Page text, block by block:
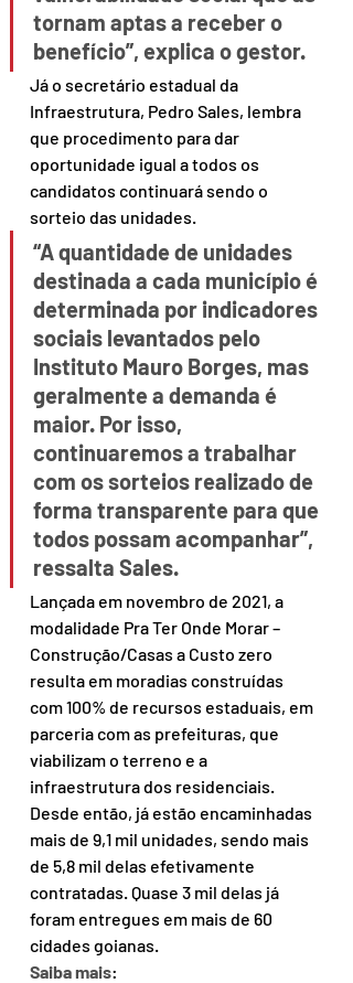
tornam aptas a receber o
benefício”, explica o gestor.
Já o secretário estadual da
Infraestrutura, Pedro Sales, lembra
que procedimento para dar
oportunidade igual a todos os
candidatos continuará sendo o
sorteio das unidades.
“A quantidade de unidades
destinada a cada município é
determinada por indicadores
sociais levantados pelo
Instituto Mauro Borges, mas
geralmente a demanda é
maior. Por isso,
continuaremos a trabalhar
com os sorteios realizado de
forma transparente para que
todos possam acompanhar”,
ressalta Sales.
Lançada em novembro de 2021, a
modalidade Pra Ter Onde Morar –
Construção/Casas a Custo zero
resulta em moradias construídas
com 100% de recursos estaduais, em
parceria com as prefeituras, que
viabilizam o terreno e a
infraestrutura dos residenciais.
Desde então, já estão encaminhadas
mais de 9,1 mil unidades, sendo mais
de 5,8 mil delas efetivamente
contratadas. Quase 3 mil delas já
foram entregues em mais de 60
cidades goianas.
Saiba mais: